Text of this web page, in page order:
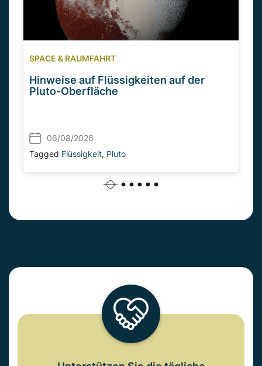
SPACE & RAUMFAHRT
Hinweise auf Flüssigkeiten auf der
Pluto-Oberfläche
06/08/2026
Tagged Flüssigkeit, Pluto